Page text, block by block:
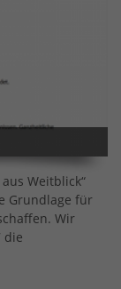
Weitblick“
Grundlage für
Wir
die